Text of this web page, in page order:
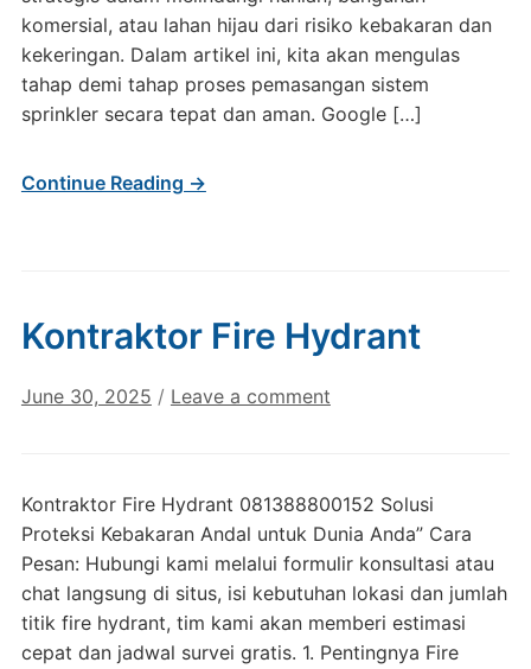
komersial, atau lahan hijau dari risiko kebakaran dan
kekeringan. Dalam artikel ini, kita akan mengulas
tahap demi tahap proses pemasangan sistem
sprinkler secara tepat dan aman. Google […]
Continue Reading →
Kontraktor Fire Hydrant
June 30, 2025 / Leave a comment
Kontraktor Fire Hydrant 081388800152 Solusi
Proteksi Kebakaran Andal untuk Dunia Anda” Cara
Pesan: Hubungi kami melalui formulir konsultasi atau
chat langsung di situs, isi kebutuhan lokasi dan jumlah
titik fire hydrant, tim kami akan memberi estimasi
cepat dan jadwal survei gratis. 1. Pentingnya Fire